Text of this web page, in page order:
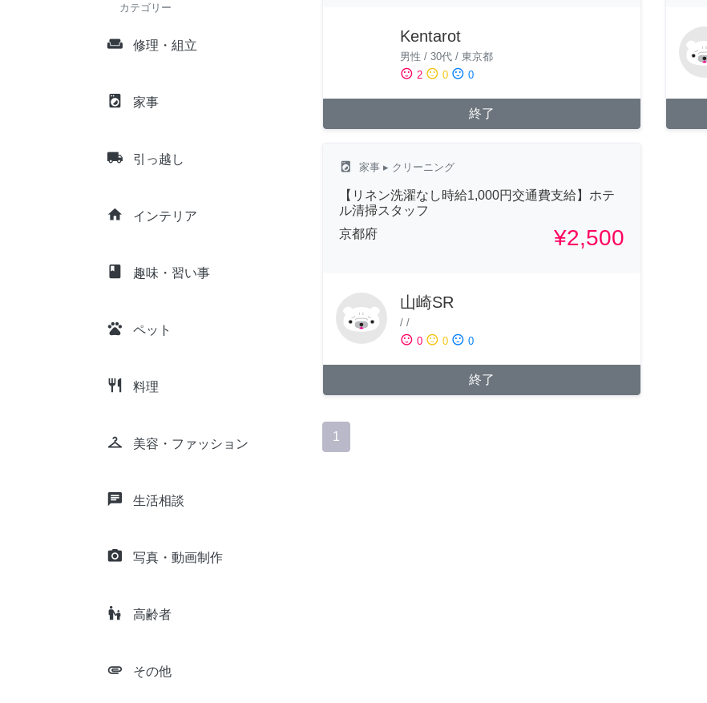
カテゴリー
weekend 修理・組立
local_laundry_service 家事
local_shipping 引っ越し
home インテリア
class 趣味・習い事
pets ペット
restaurant 料理
checkroom 美容・ファッション
chat 生活相談
camera_alt 写真・動画制作
escalator_warning 高齢者
attachment その他
Kentarot
男性 / 30代 / 東京都
sentiment_satisfied 2 sentiment_neutral 0 sentiment_dissatisfied 0
終了
local_laundry_service 家事 ▸ クリーニング
【リネン洗濯なし時給1,000円交通費支給】ホテ
ル清掃スタッフ
京都府
¥2,500
山崎SR
/ /
sentiment_satisfied 0 sentiment_neutral 0 sentiment_dissatisfied 0
終了
1